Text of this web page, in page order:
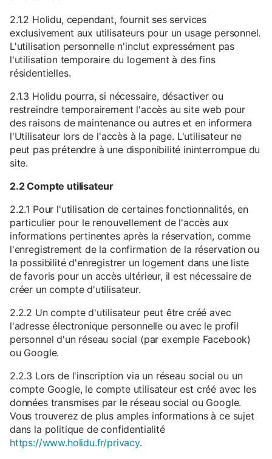
2.1.2 Holidu, cependant, fournit ses services
exclusivement aux utilisateurs pour un usage personnel.
L'utilisation personnelle n'inclut expressément pas
l'utilisation temporaire du logement à des fins
résidentielles.
2.1.3 Holidu pourra, si nécessaire, désactiver ou
restreindre temporairement l'accès au site web pour
des raisons de maintenance ou autres et en informera
l'Utilisateur lors de l'accès à la page. L'utilisateur ne
peut pas prétendre à une disponibilité ininterrompue du
site.
2.2 Compte utilisateur
2.2.1 Pour l'utilisation de certaines fonctionnalités, en
particulier pour le renouvellement de l'accès aux
informations pertinentes après la réservation, comme
l'enregistrement de la confirmation de la réservation ou
la possibilité d'enregistrer un logement dans une liste
de favoris pour un accès ultérieur, il est nécessaire de
créer un compte d'utilisateur.
2.2.2 Un compte d'utilisateur peut être créé avec
l'adresse électronique personnelle ou avec le profil
personnel d'un réseau social (par exemple Facebook)
ou Google.
2.2.3 Lors de l'inscription via un réseau social ou un
compte Google, le compte utilisateur est créé avec les
données transmises par le réseau social ou Google.
Vous trouverez de plus amples informations à ce sujet
dans la politique de confidentialité
https://www.holidu.fr/privacy.